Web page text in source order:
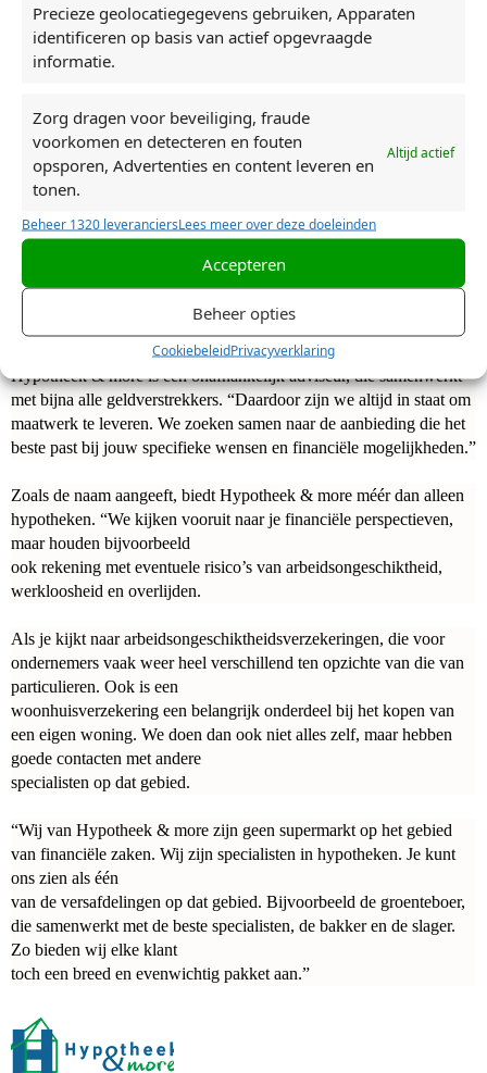
Precieze geolocatiegegevens gebruiken, Apparaten
identificeren op basis van actief opgevraagde
informatie.
Zorg dragen voor beveiliging, fraude
voorkomen en detecteren en fouten
opsporen, Advertenties en content leveren en
tonen.
Altijd actief
Beheer 1320 leveranciersLees meer over deze doeleinden
Accepteren
Beheer opties
CookiebeleidPrivacyverklaring
ik komgraag bij je thuis om je vragen te beantwoorden.”
Daarnaast is duurzaamheid bij Hypotheek & more een standaard
meestal gasloos, maar erzijn ook nieuwe woningen van vóór het
Bouwbesluit van 2018 op de markt. Frank:
in het onderzoeken van de mogelijkheden van bijvoorbeeldisolatie
of zonnepanelen. Of bij de aankoop van een perceel grond,
Vaak geeft een Energieklasse A of hoger ook een korting op je af te
sluiten rente.
Geen supermarkt
Hypotheek & more is een onafhankelijk adviseur, die samenwerkt
met bijna alle geldverstrekkers. “Daardoor zijn we altijd in staat om
maatwerk te leveren. We zoeken samen naar de aanbieding die het
beste past bij jouw specifieke wensen en financiële mogelijkheden.”
Zoals de naam aangeeft, biedt Hypotheek & more méér dan alleen
hypotheken. “We kijken vooruit naar je financiële perspectieven,
maar houden bijvoorbeeld
ook rekening met eventuele risico’s van arbeidsongeschiktheid,
werkloosheid en overlijden.
Als je kijkt naar arbeidsongeschiktheidsverzekeringen, die voor
ondernemers vaak weer heel verschillend ten opzichte van die van
particulieren. Ook is een
woonhuisverzekering een belangrijk onderdeel bij het kopen van
een eigen woning. We doen dan ook niet alles zelf, maar hebben
goede contacten met andere
specialisten op dat gebied.
“Wij van Hypotheek & more zijn geen supermarkt op het gebied
van financiële zaken. Wij zijn specialisten in hypotheken. Je kunt
ons zien als één
van de versafdelingen op dat gebied. Bijvoorbeeld de groenteboer,
die samenwerkt met de beste specialisten, de bakker en de slager.
Zo bieden wij elke klant
toch een breed en evenwichtig pakket aan.”